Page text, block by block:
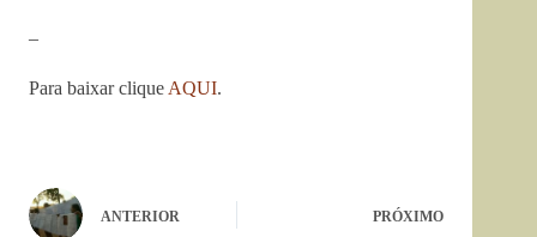
–
Para baixar clique AQUI.
ANTERIOR PRÓXIMO